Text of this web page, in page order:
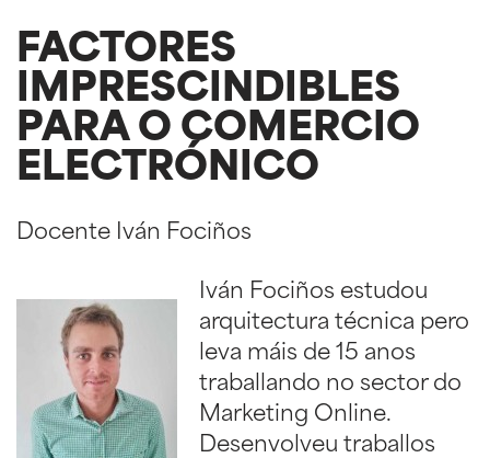
FACTORES
IMPRESCINDIBLES
PARA O COMERCIO
ELECTRÓNICO
Docente Iván Fociños
Iván Fociños estudou
arquitectura técnica pero
leva máis de 15 anos
traballando no sector do
Marketing Online.
Desenvolveu traballos